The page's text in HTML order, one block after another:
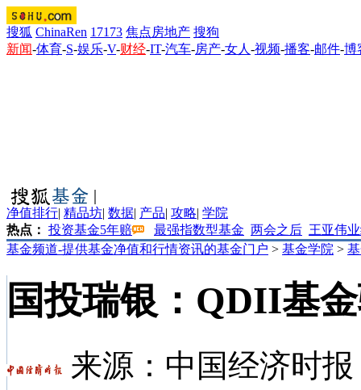
搜狐 ChinaRen 17173 焦点房地产 搜狗
新闻-体育-S-娱乐-V-财经-IT-汽车-房产-女人 -视频-播客-邮件-博
净值排行| 精品坊| 数据| 产品| 攻略| 学院
热点： 投资基金5年赔 最强指数型基金 两会之后 王亚伟
基金频道-提供基金净值和行情资讯的基金门户 > 基金学院 >
国投瑞银：QDII基
来源： 中国经济时报